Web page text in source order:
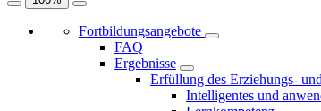
Fortbildungsangebote
FAQ
Ergebnisse
Erfüllung des Erziehungs-
Intelligentes und